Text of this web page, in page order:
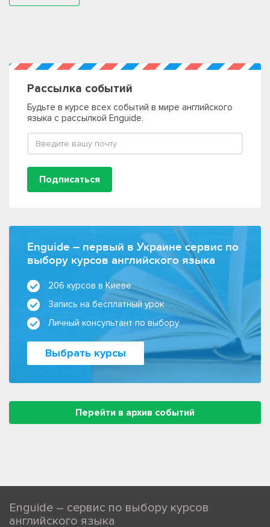
Рассылка событий
Будьте в курсе всех событий в мире английского
языка с рассылкой Enguide.
Подписаться
Enguide – первый в Украине сервис по
выбору курсов английского языка
206 курсов в Киеве
Запись на бесплатный урок
Личный консультант по выбору
Выбрать курсы
Перейти в архив событий
Enguide – сервис по выбору курсов
английского языка